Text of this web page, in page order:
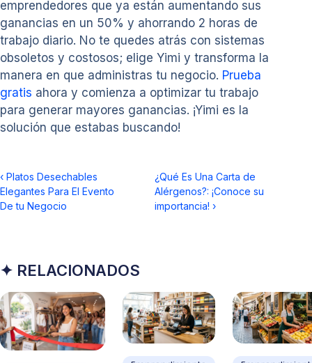
emprendedores que ya están aumentando sus
ganancias en un 50% y ahorrando 2 horas de
trabajo diario. No te quedes atrás con sistemas
obsoletos y costosos; elige Yimi y transforma la
manera en que administras tu negocio. Prueba
gratis ahora y comienza a optimizar tu trabajo
para generar mayores ganancias. ¡Yimi es la
solución que estabas buscando!
‹ Platos Desechables
Elegantes Para El Evento
De tu Negocio
¿Qué Es Una Carta de
Alérgenos?: ¡Conoce su
importancia! ›
✦ RELACIONADOS